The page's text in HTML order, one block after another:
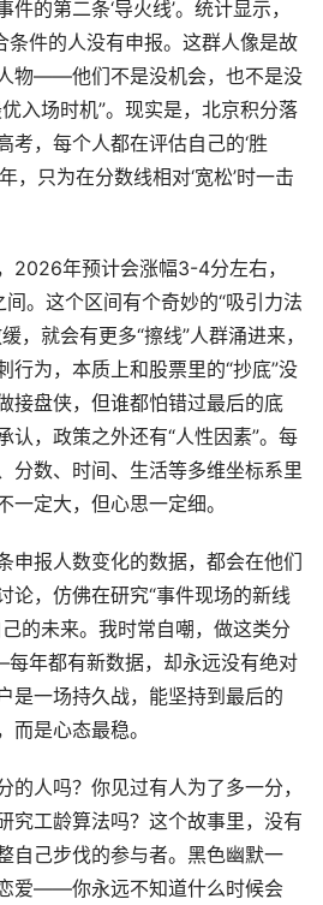
的第二条‘导火线’。统计显示，
条件的人没有申报。这群人像是故
物——他们不是没机会，也不是没
入场时机”。现实是，北京积分落
考，每个人都在评估自己的‘胜
，只为在分数线相对‘宽松’时一击
2026年预计会涨幅3-4分左右，
。这个区间有个奇妙的“吸引力法
，就会有更多“擦线”人群涌进来，
行为，本质上和股票里的“抄底”没
盘侠，但谁都怕错过最后的底
认，政策之外还有“人性因素”。每
分数、时间、生活等多维坐标系里
一定大，但心思一定细。
申报人数变化的数据，都会在他们
论，仿佛在研究“事件现场的新线
的未来。我时常自嘲，做这类分
年都有新数据，却永远没有绝对
是一场持久战，能坚持到最后的
而是心态最稳。
的人吗？你见过有人为了多一分，
究工龄算法吗？这个故事里，没有
自己步伐的参与者。黑色幽默一
爱——你永远不知道什么时候会